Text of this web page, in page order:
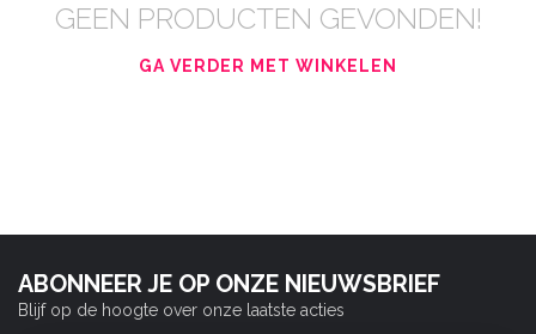
GEEN PRODUCTEN GEVONDEN!
GA VERDER MET WINKELEN
ABONNEER JE OP ONZE NIEUWSBRIEF
Blijf op de hoogte over onze laatste acties